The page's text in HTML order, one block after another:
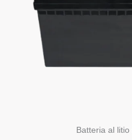
Batteria al